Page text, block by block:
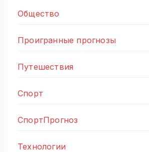
Общество
Проигранные прогнозы
Путешествия
Спорт
СпортПрогноз
Технологии